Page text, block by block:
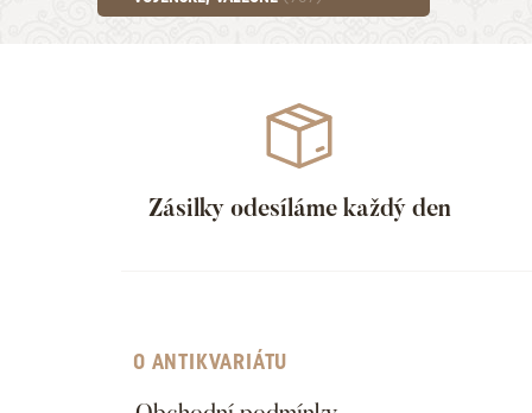
Zásilky odesíláme každý den
O ANTIKVARIÁTU